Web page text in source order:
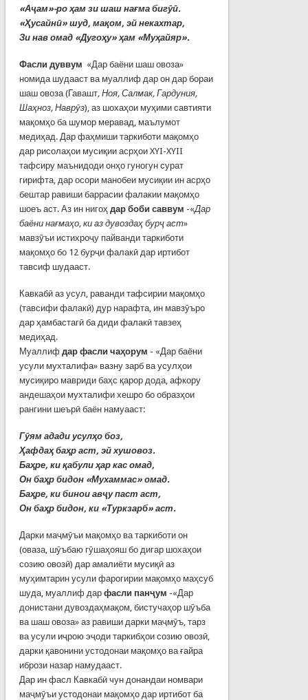
«Аҷам»-ро ҳам зи шаш нағма бигӯӣ.
«Ҳусайнӣ» шуд, мақом, эй некахтар,
Зи нав омад «Дугоҳу» ҳам «Муҳайяр».
Фасли дуввум «Дар баёни шаш овоза»
номида шудааст ва муаллиф дар он дар бораи
шаш овоза (Гавашт, Ноя, Салмак, Гардуния,
Шаҳноз, Наврӯз), аз шохаҳои муҳими савтияти
мақомҳо ба шумор меравад, маълумот
медиҳад. Дар фаҳмиши таркиботи мақомҳо
дар рисолаҳои мусиқии асрҳои XYI-XYII
тафсиру маънидоди онҳо гуногун сурат
гирифта, дар осори манобеи мусиқии ин асрҳо
бештар равиши баррасии фалакии мақомҳо
шоеъ аст. Аз ин нигоҳ дар боби саввум -«Дар
баёни нағмаҳо, ки аз дувоздаҳ бурҷ аст»
мавзӯъи истихроҷу пайванди таркиботи
мақомҳо бо 12 бурҷи фалакӣ дар иртибот
тавсиф шудааст.
Кавкабӣ аз усул, раванди тафсирии мақомҳо
(тавсифи фалакӣ) дур нарафта, ин мавзӯъро
дар ҳамбастагӣ ба диди фалакӣ тавзеҳ
медиҳад.
Муаллиф дар фасли чаҳорум - «Дар баёни
усули мухталифа» вазну зарб ва усулҳои
мусиқиро мавриди баҳс қарор дода, афкору
андешаҳои мухталифи хешро бо образҳои
рангини шеърӣ баён намуааст:
Гӯям адади усулҳо боз,
Ҳафдаҳ баҳр аст, эй хушовоз.
Баҳре, ки қабули ҳар кас омад,
Он баҳр бидон «Мухаммас» омад.
Баҳре, ки бинои авҷу паст аст,
Он баҳр бидон, ки «Туркзарб» аст.
Дарки маҷмӯъи мақомҳо ва таркиботи он
(оваза, шӯъбаю гӯшаҳояш бо дигар шохаҳои
созию овозӣ) дар амалиёти мусиқӣ аз
муҳимтарин усули фарогирии мақомҳо маҳсуб
шуда, муаллиф дар фасли панҷум -«Дар
донистани дувоздаҳмақом, бистучаҳор шӯъба
ва шаш овоза» аз равиши дарки маҷмӯъ, тарз
ва усули иҷрою эҷоди таркибҳои созию овозӣ,
дарки қавонини устодонаи мақомҳо ва ғайра
ибрози назар намудааст.
Дар ин фасл Кавкабӣ чун донандаи номвари
маҷмӯъи устодонаи мақомҳо дар иртибот ба